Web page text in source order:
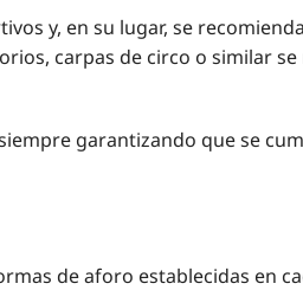
y, en su lugar, se
carpas de circo o similar
garantizando que se
de aforo establecidas en